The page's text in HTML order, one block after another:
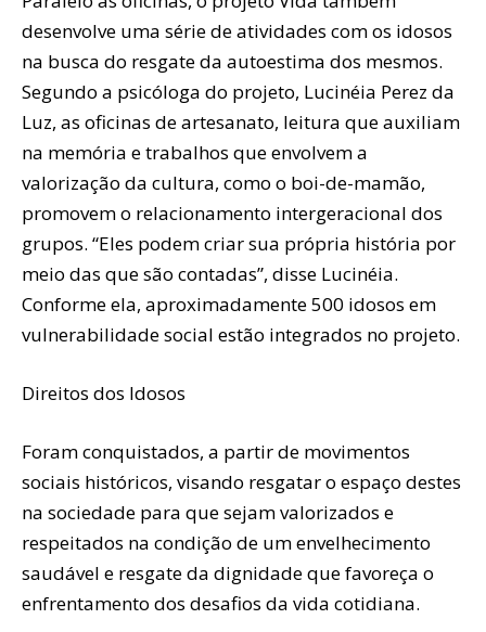
desenvolve uma série de atividades com os idosos
na busca do resgate da autoestima dos mesmos.
Segundo a psicóloga do projeto, Lucinéia Perez da
Luz, as oficinas de artesanato, leitura que auxiliam
na memória e trabalhos que envolvem a
valorização da cultura, como o boi-de-mamão,
promovem o relacionamento intergeracional dos
grupos. “Eles podem criar sua própria história por
meio das que são contadas”, disse Lucinéia.
Conforme ela, aproximadamente 500 idosos em
vulnerabilidade social estão integrados no projeto.
Direitos dos Idosos
Foram conquistados, a partir de movimentos
sociais históricos, visando resgatar o espaço destes
na sociedade para que sejam valorizados e
respeitados na condição de um envelhecimento
saudável e resgate da dignidade que favoreça o
enfrentamento dos desafios da vida cotidiana.